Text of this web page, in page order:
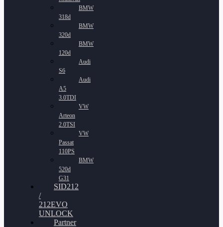
BMW
318d
BMW
320d
BMW
120d
Audi
S6
Audi
A5
3.0TDI
VW
Arteon
2.0TSI
VW
Passat
110PS
BMW
520d
G31
SID212
/
212EVO
UNLOCK
Partner